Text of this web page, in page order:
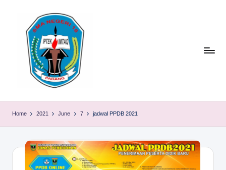
M
A
NLAKU)
Home 2021 June 7 jadwal PPDB 2021